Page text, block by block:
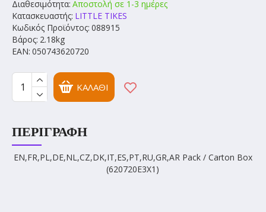
Διαθεσιμότητα: Αποστολή σε 1-3 ημέρες
Κατασκευαστής: LITTLE TIKES
Κωδικός Προϊόντος: 088915
Βάρος: 2.18kg
EAN: 050743620720
ΚΑΛΆΘΙ
ΠΕΡΙΓΡΑΦΉ
EN,FR,PL,DE,NL,CZ,DK,IT,ES,PT,RU,GR,AR Pack / Carton Box
(620720E3X1)